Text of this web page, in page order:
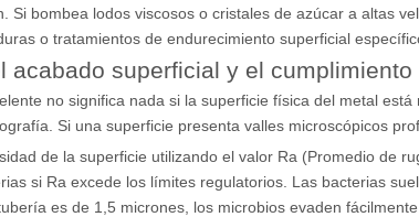
Si bombea lodos viscosos o cristales de azúcar a altas
o tratamientos de endurecimiento superficial
acabado superficial y el cumplimiento
no significa nada si la superficie física del metal
Si una superficie presenta valles microscópicos
de la superficie utilizando el valor Ra (Promedio de
si Ra excede los límites regulatorios. Las bacterias
es de 1,5 micrones, los microbios evaden